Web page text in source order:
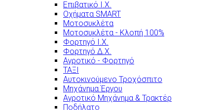
Επιβατικό Ι.Χ.
Οχήματα SMART
Μοτοσυκλέτα
Μοτοσυκλέτα - Κλοπή 100%
Φορτηγό Ι.Χ.
Φορτηγό Δ.Χ.
Αγροτικό - Φορτηγό
ΤΑΞΙ
Αυτοκινούμενο Τροχόσπιτο
Μηχάνημα Έργου
Αγροτικό Μηχάνημα & Τρακτέρ
Ποδήλατο